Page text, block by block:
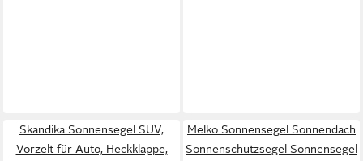
Skandika Sonnensegel SUV,
Vorzelt für Auto, Heckklappe,
Melko Sonnensegel Sonnendach
Sonnenschutzsegel Sonnensegel